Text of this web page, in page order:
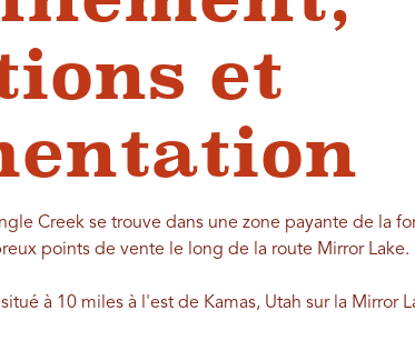
et
Creek se trouve dans une zone payante de la
points de vente le long de la route Mirror Lake.
à 10 miles à l'est de Kamas, Utah sur la Mirror